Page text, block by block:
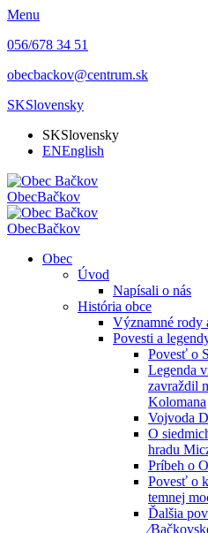
Menu
056/678 34 51
obecbackov@centrum.sk
SKSlovensky
SKSlovensky
ENEnglish
ObecBačkov
ObecBačkov
Obec
Úvod
Napísali o nás
História obce
Významné rody
Povesti a
Povesť o
Legenda
zavraždil
Kolomana
Vojvoda
O
hradu
Príbeh o
Povesť o
temnej
Ďalšia